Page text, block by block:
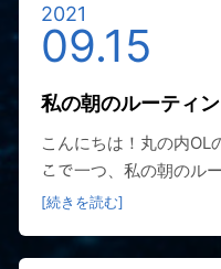
2021
09.15
私の朝のルーティン
こんにちは！丸の内
こで一つ、私の朝のル
[続きを読む]